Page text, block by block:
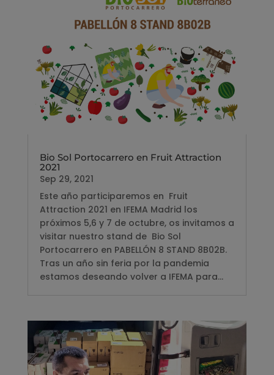
Bio Sol Portocarrero en Fruit Attraction
2021
Sep 29, 2021
Este año participaremos en Fruit
Attraction 2021 en IFEMA Madrid los
próximos 5,6 y 7 de octubre, os invitamos a
visitar nuestro stand de Bio Sol
Portocarrero en PABELLÓN 8 STAND 8B02B.
Tras un año sin feria por la pandemia
estamos deseando volver a IFEMA para...